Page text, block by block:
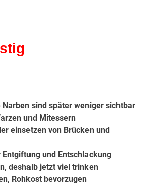
Narben sind später weniger sichtbar
und Mitessern
einsetzen von Brücken und
Entgiftung und Entschlackung
deshalb jetzt viel trinken
Rohkost bevorzugen